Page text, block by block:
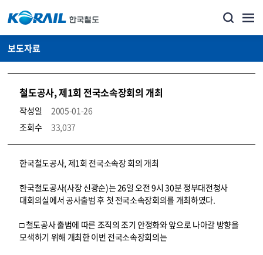
보도자료
철도공사, 제1회 전국소속장회의 개최
작성일
2005-01-26
조회수
33,037
뉴스·홍보_보도자료 상세보기 – 내용, 파일, 담당자 연락처로 구성
한국철도공사, 제1회 전국소속장 회의 개최
한국철도공사(사장 신광순)는 26일 오전 9시 30분 정부대전청사
대회의실에서 공사출범 후 첫 전국소속장회의를 개최하였다.
□ 철도공사 출범에 따른 조직의 조기 안정화와 앞으로 나아갈 방향을
모색하기 위해 개최한 이번 전국소속장회의는